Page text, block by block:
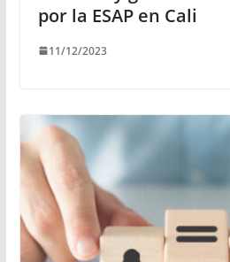
por la ESAP en Cali
11/12/2023